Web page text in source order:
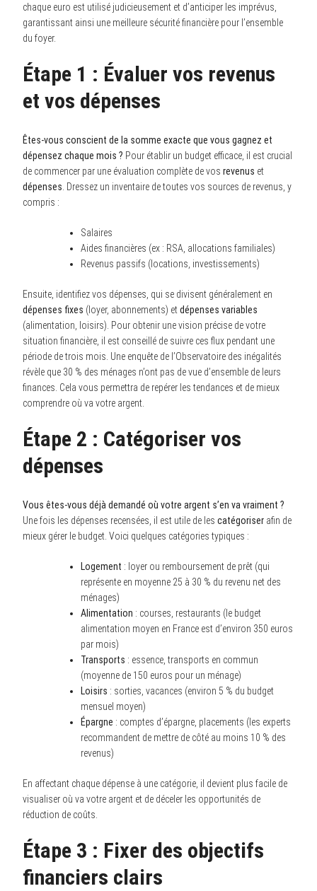
chaque euro est utilisé judicieusement et d’anticiper les imprévus,
garantissant ainsi une meilleure sécurité financière pour l’ensemble
du foyer.
Étape 1 : Évaluer vos revenus
et vos dépenses
Êtes-vous conscient de la somme exacte que vous gagnez et
dépensez chaque mois ? Pour établir un budget efficace, il est crucial
de commencer par une évaluation complète de vos revenus et
dépenses . Dressez un inventaire de toutes vos sources de revenus, y
compris :
Salaires
Aides financières (ex : RSA, allocations familiales)
Revenus passifs (locations, investissements)
Ensuite, identifiez vos dépenses, qui se divisent généralement en
dépenses fixes (loyer, abonnements) etdépenses variables
(alimentation, loisirs). Pour obtenir une vision précise de votre
situation financière, il est conseillé de suivre ces flux pendant une
période de trois mois. Une enquête de l’Observatoire des inégalités
révèle que 30 % des ménages n’ont pas de vue d’ensemble de leurs
finances. Cela vous permettra de repérer les tendances et de mieux
comprendre où va votre argent.
Étape 2 : Catégoriser vos
dépenses
Vous êtes-vous déjà demandé où votre argent s’en va vraiment ?
Une fois les dépenses recensées, il est utile de les catégoriser afin de
mieux gérer le budget. Voici quelques catégories typiques :
Logement : loyer ou remboursement de prêt (qui
représente en moyenne 25 à 30 % du revenu net des
ménages)
Alimentation : courses, restaurants (le budget
alimentation moyen en France est d’environ 350 euros
par mois)
Transports : essence, transports en commun
(moyenne de 150 euros pour un ménage)
Loisirs : sorties, vacances (environ 5 % du budget
mensuel moyen)
Épargne : comptes d’épargne, placements (les experts
recommandent de mettre de côté au moins 10 % des
revenus)
En affectant chaque dépense à une catégorie, il devient plus facile de
visualiser où va votre argent et de déceler les opportunités de
réduction de coûts.
Étape 3 : Fixer des objectifs
financiers clairs